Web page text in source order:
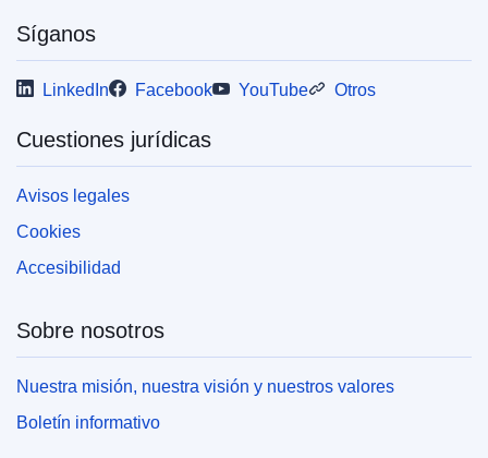
Síganos
LinkedIn Facebook YouTube Otros
Cuestiones jurídicas
Avisos legales
Cookies
Accesibilidad
Sobre nosotros
Nuestra misión, nuestra visión y nuestros valores
Boletín informativo